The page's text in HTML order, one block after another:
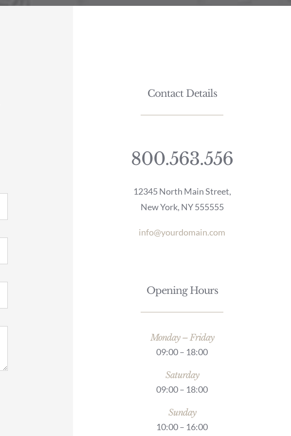
Contact Details
800.563.556
12345 North Main Street,
New York, NY 555555
info@yourdomain.com
Opening Hours
Monday – Friday
09:00 – 18:00
Saturday
09:00 – 18:00
Sunday
10:00 – 16:00